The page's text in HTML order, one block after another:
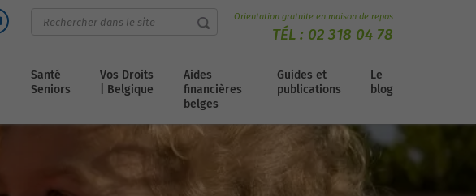
Orientation gratuite en maison de repos
TÉL : 02 318 04 78
Santé
Seniors
Vos Droits
| Belgique
Aides
financières
belges
Guides et
publications
Le
blog